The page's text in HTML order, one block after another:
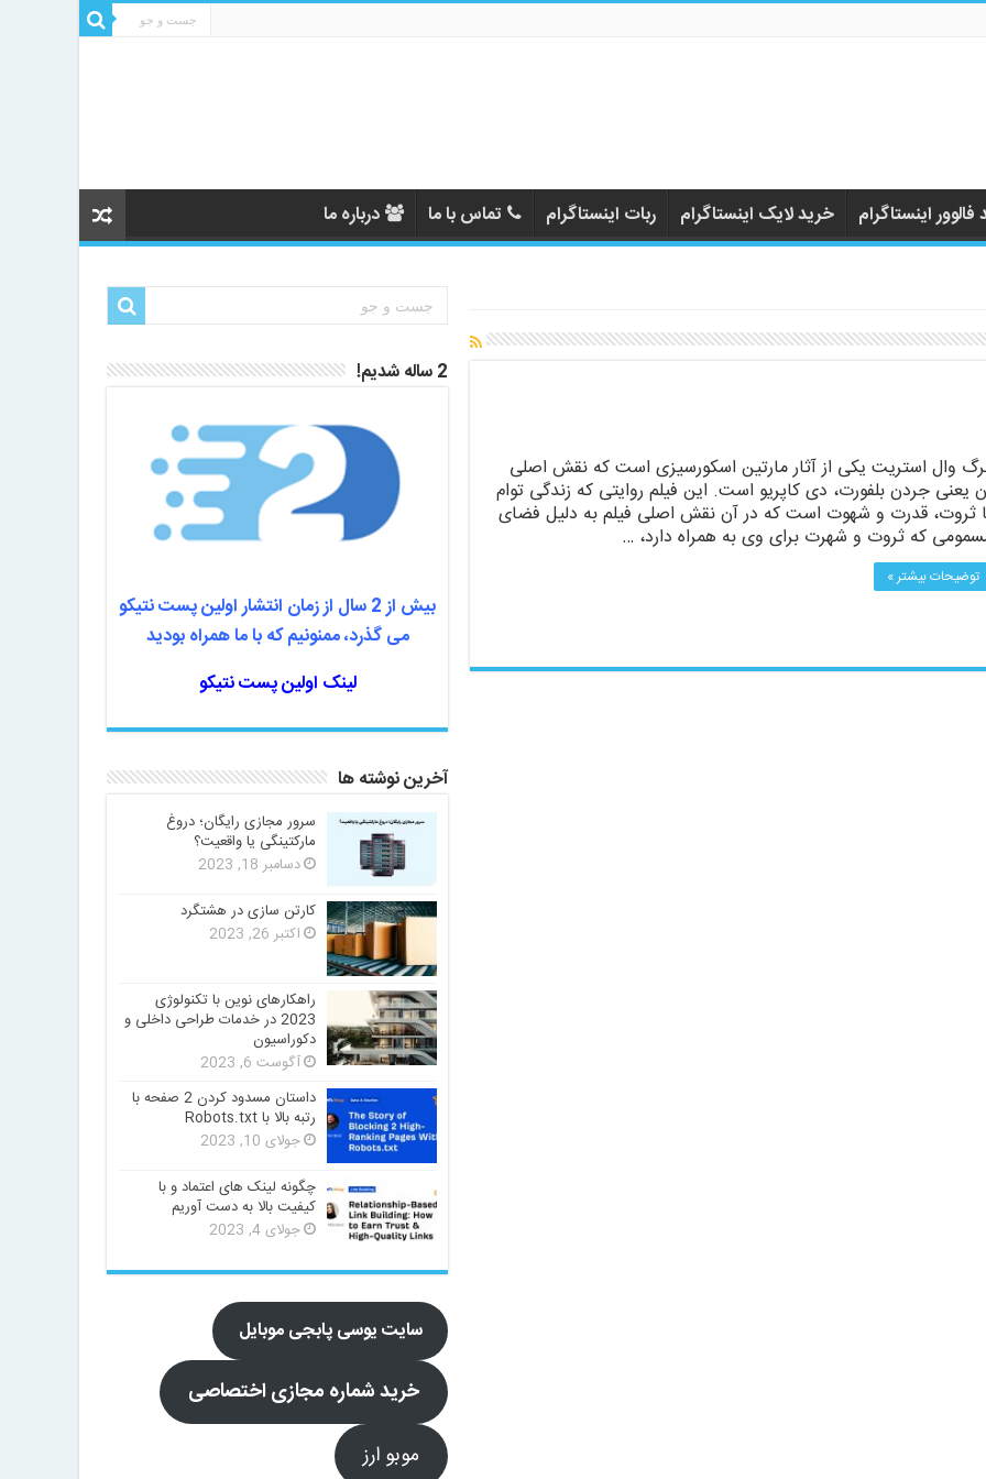
اینستاگرام خرید لایک اینستاگرام ربات اینستاگرام تماس با ما درباره ما
وال استریت یکی از آثار مارتین اسکورسیزی است که نقش اصلی
یعنی جردن بلفورت، دی کاپریو است. این فیلم روایتی که زندگی توام
ثروت، قدرت و شهوت است که در آن نقش اصلی فیلم به دلیل فضای
که ثروت و شهرت برای وی به همراه دارد، …
توضیحات بیشتر »
2 ساله شدیم!
بیش از 2 سال از زمان انتشار اولین پست نتیکو
می گذرد، ممنونیم که با ما همراه بودید
لینک اولین پست نتیکو
آخرین نوشته ها
سرور مجازی رایگان؛ دروغ
مارکتینگی یا واقعیت؟
دسامبر 18, 2023
کارتن سازی در هشتگرد
اکتبر 26, 2023
راهکارهای نوین با تکنولوژی
2023 در خدمات طراحی داخلی و
دکوراسیون
آگوست 6, 2023
داستان مسدود کردن 2 صفحه با
رتبه بالا با Robots.txt
جولای 10, 2023
چگونه لینک های اعتماد و با
کیفیت بالا به دست آوریم
جولای 4, 2023
سایت یوسی پابجی موبایل
خرید شماره مجازی اختصاصی
موبو ارز